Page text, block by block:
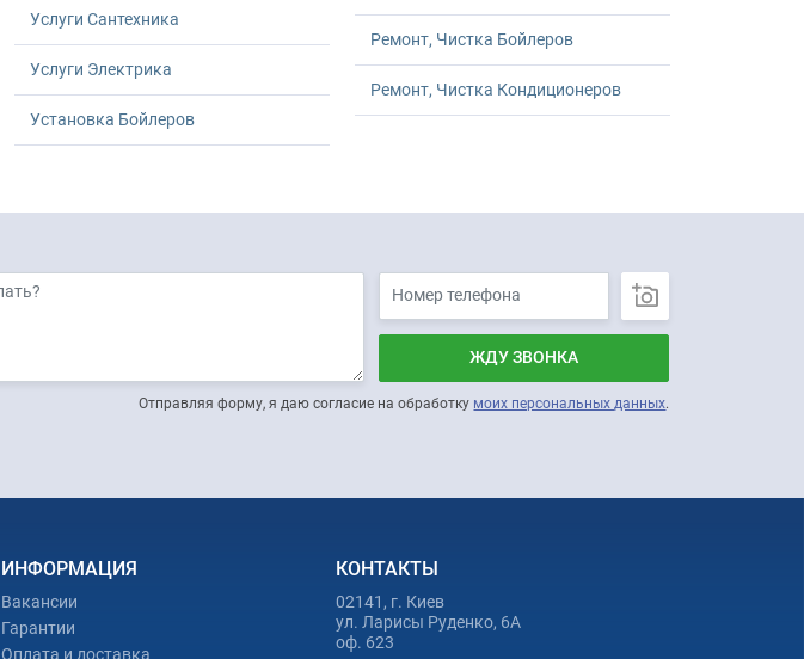
Услуги Сантехника
Услуги Электрика
Установка Бойлеров
Ремонт, Чистка Бойлеров
Ремонт, Чистка Кондиционеров
ЖДУ ЗВОНКА
Отправляя форму, я даю согласие на обработку моих персональных данных.
ИНФОРМАЦИЯ
Вакансии
Гарантии
Оплата и доставка
КОНТАКТЫ
02141, г. Киев
ул. Ларисы Руденко, 6А
оф. 623